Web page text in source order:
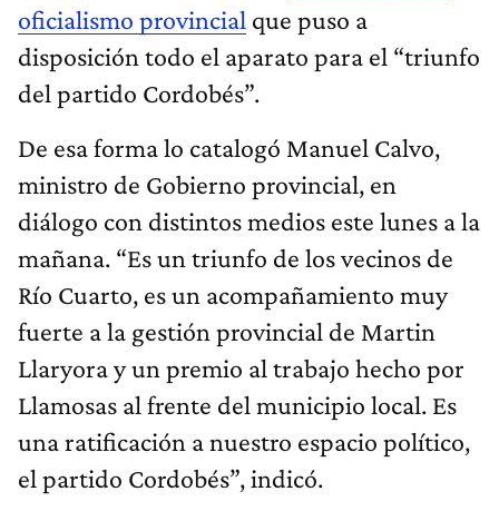
oficialismo provincial que puso a
disposición todo el aparato para el “triunfo
del partido Cordobés”.
De esa forma lo catalogó Manuel Calvo,
ministro de Gobierno provincial, en
diálogo con distintos medios este lunes a la
mañana. “Es un triunfo de los vecinos de
Río Cuarto, es un acompañamiento muy
fuerte a la gestión provincial de Martin
Llaryora y un premio al trabajo hecho por
Llamosas al frente del municipio local. Es
una ratificación a nuestro espacio político,
el partido Cordobés”, indicó.